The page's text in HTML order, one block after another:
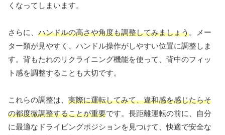
くなってしまいます。
さらに、 ハンドルの高さや角度も調整してみましょう。メー
ター類が見やすく、ハンドル操作がしやすい位置に調整しま
す。背もたれのリクライニング機能を使って、背中のフィッ
ト感を調整することも大切です。
これらの調整は、 実際に運転してみて、違和感を感じたらそ
の都度微調整することが重要です。長距離運転の前に、自分
に最適なドライビングポジションを見つけて、快適で安全な